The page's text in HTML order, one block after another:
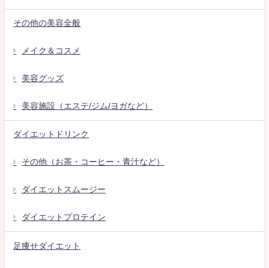
その他の美容全般
メイク＆コスメ
美容グッズ
美容施設（エステ/ジム/ヨガなど）
ダイエットドリンク
その他（お茶・コーヒー・青汁など）
ダイエットスムージー
ダイエットプロテイン
足痩せダイエット